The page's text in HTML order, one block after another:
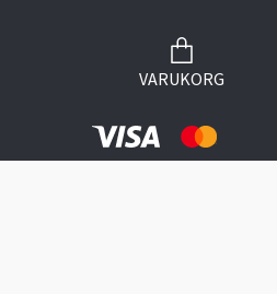
VARUKORG